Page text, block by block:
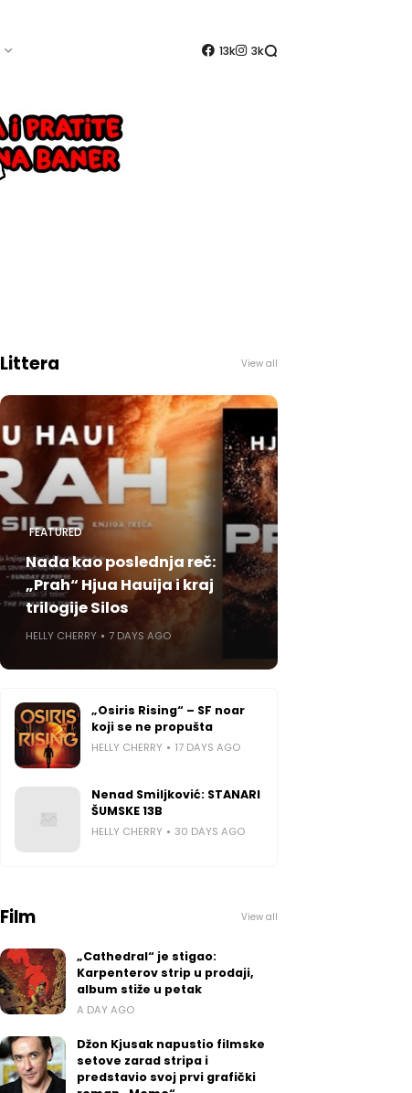
13k 3k
Littera View all
FEATURED
Nada kao poslednja reč:
„Prah“ Hjua Hauija i kraj
trilogije Silos
HELLY CHERRY 7 DAYS AGO
„Osiris Rising“ – SF noar
koji se ne propušta
HELLY CHERRY 17 DAYS AGO
Nenad Smiljković: STANARI
ŠUMSKE 13B
HELLY CHERRY 30 DAYS AGO
Film View all
„Cathedral“ je stigao:
Karpenterov strip u prodaji,
album stiže u petak
A DAY AGO
Džon Kjusak napustio filmske
setove zarad stripa i
predstavio svoj prvi grafički